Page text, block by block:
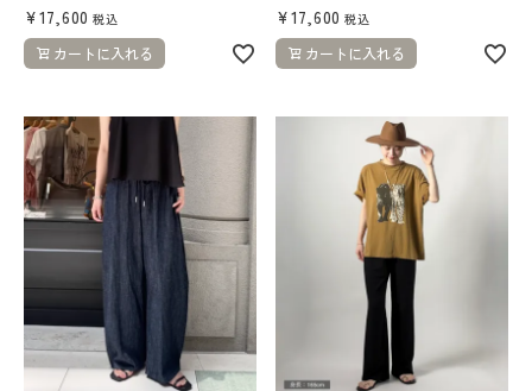
採用情報
¥17,600 税込
カートに入れる
¥17,600 税込
カートに入れる